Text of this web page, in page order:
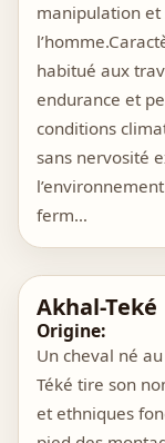
manipulation
habitué aux
endurance et
conditions
sans nervosité
ferm…
Akhal-Teké
Origine:
Un cheval né
Téké tire son
et ethniques